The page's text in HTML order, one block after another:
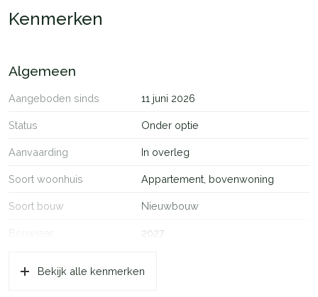
Kenmerken
Algemeen
Aangeboden sinds 11 juni 2026
Status Onder optie
Aanvaarding In overleg
Soort woonhuis Appartement, bovenwoning
Soort bouw Nieuwbouw
Bouwjaar 2027
Bekijk alle kenmerken